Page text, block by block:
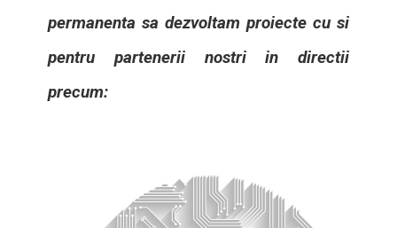
permanenta sa dezvoltam proiecte cu si
pentru partenerii nostri in directii
precum: